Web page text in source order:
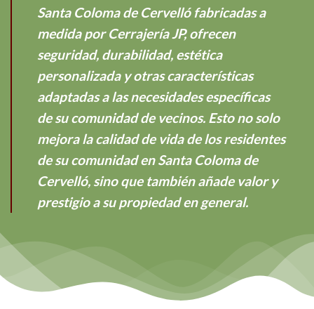
Santa Coloma de Cervelló fabricadas a
medida por Cerrajería JP, ofrecen
seguridad, durabilidad, estética
personalizada y otras características
adaptadas a las necesidades específicas
de su comunidad de vecinos. Esto no solo
mejora la calidad de vida de los residentes
de su comunidad en Santa Coloma de
Cervelló, sino que también añade valor y
prestigio a su propiedad en general.